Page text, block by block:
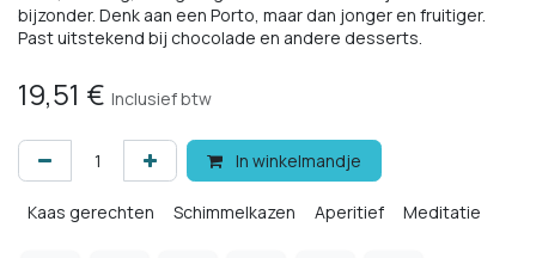
bijzonder. Denk aan een Porto, maar dan jonger en fruitiger.
Past uitstekend bij chocolade en andere desserts.
19,51 € Inclusief btw
In winkelmandje
Kaas gerechten Schimmelkazen Aperitief Meditatie